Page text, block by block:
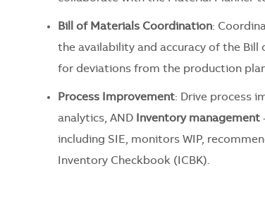
Bill of Materials Coordination:
the availability and accuracy of the Bill
for deviations from the production
Process Improvement: Drive process
analytics, AND
Inventory management
including SIE, monitors WIP,
Inventory Checkbook (ICBK).